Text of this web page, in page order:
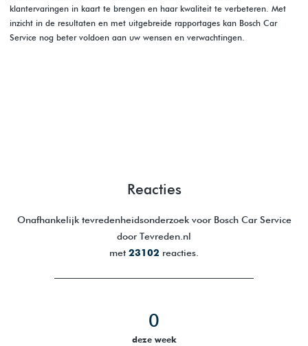
klantervaringen in kaart te brengen en haar kwaliteit te verbeteren. Met
inzicht in de resultaten en met uitgebreide rapportages kan Bosch Car
Service nog beter voldoen aan uw wensen en verwachtingen.
Reacties
Onafhankelijk tevredenheidsonderzoek voor Bosch Car Service
door Tevreden.nl
met 23102 reacties.
0
deze week